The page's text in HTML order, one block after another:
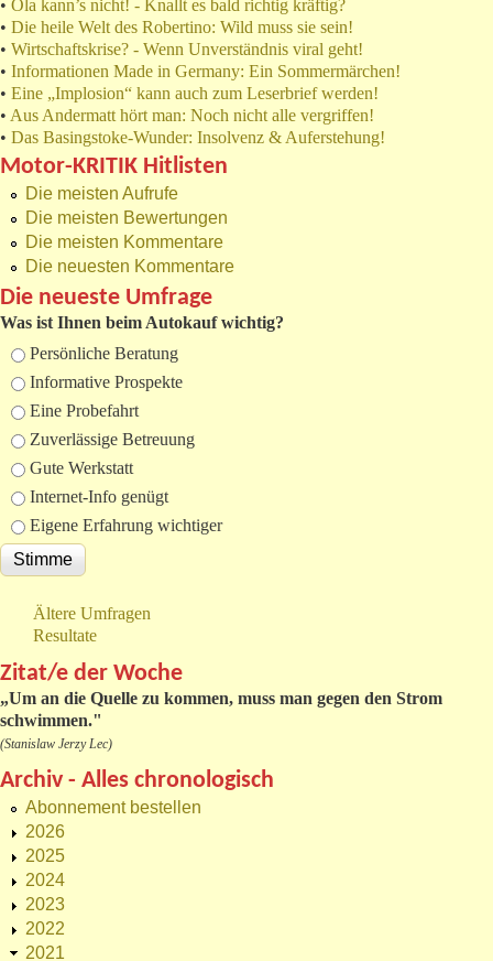
• Ola kann’s nicht! - Knallt es bald richtig kräftig?
• Die heile Welt des Robertino: Wild muss sie sein!
• Wirtschaftskrise? - Wenn Unverständnis viral geht!
• Informationen Made in Germany: Ein Sommermärchen!
• Eine „Implosion“ kann auch zum Leserbrief werden!
• Aus Andermatt hört man: Noch nicht alle vergriffen!
• Das Basingstoke-Wunder: Insolvenz & Auferstehung!
Motor-KRITIK Hitlisten
Die meisten Aufrufe
Die meisten Bewertungen
Die meisten Kommentare
Die neuesten Kommentare
Die neueste Umfrage
Was ist Ihnen beim Autokauf wichtig?
Auswahlmöglichkeiten
Persönliche Beratung
Informative Prospekte
Eine Probefahrt
Zuverlässige Betreuung
Gute Werkstatt
Internet-Info genügt
Eigene Erfahrung wichtiger
Ältere Umfragen
Resultate
Zitat/e der Woche
„Um an die Quelle zu kommen, muss man gegen den Strom
schwimmen."
(Stanislaw Jerzy Lec)
Archiv - Alles chronologisch
Abonnement bestellen
2026
2025
2024
2023
2022
2021